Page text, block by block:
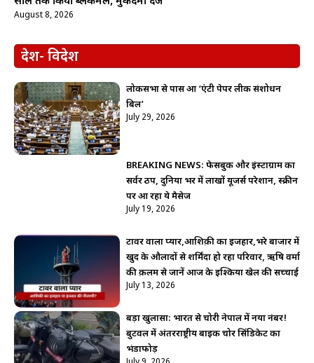
August 8, 2026
देश- विदेश
लोकसभा से पास हुआ ‘एंटी पेपर लीक संशोधन
बिल’
July 29, 2026
BREAKING NEWS: फेसबुक और इंस्टाग्राम का
सर्वर ठप, दुनिया भर में लाखों यूजर्स परेशान, स्क्रीन
पर आ रहा ये मैसेज
July 19, 2026
टावर वाला प्यार,आशिक़ी का इजहार,भरे बाजार में
खुद के औलादों से शर्मिंदा हो रहा परिवार, ऋषि वर्मा
की क़लम से जानें आज के इश्किया खेल की सच्चाई
July 13, 2026
बड़ा खुलासा: भारत से चोरी नेपाल में नया नंबर!
बुटवल में अंतरराष्ट्रीय बाइक चोर सिंडिकेट का
भंडाफोड़